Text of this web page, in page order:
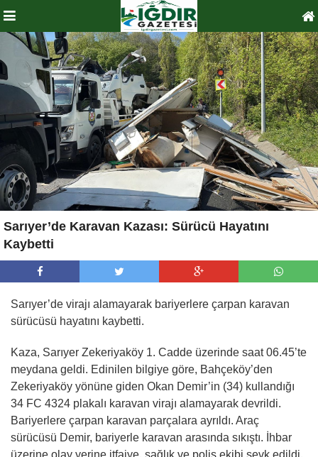
Sarıyer’de Karavan Kazası: Sürücü Hayatını
Kaybetti
Sarıyer’de virajı alamayarak bariyerlere çarpan karavan
sürücüsü hayatını kaybetti.
Kaza, Sarıyer Zekeriyaköy 1. Cadde üzerinde saat 06.45’te
meydana geldi. Edinilen bilgiye göre, Bahçeköy’den
Zekeriyaköy yönüne giden Okan Demir’in (34) kullandığı
34 FC 4324 plakalı karavan virajı alamayarak devrildi.
Bariyerlere çarpan karavan parçalara ayrıldı. Araç
sürücüsü Demir, bariyerle karavan arasında sıkıştı. İhbar
üzerine olay yerine itfaiye, sağlık ve polis ekibi sevk edildi.